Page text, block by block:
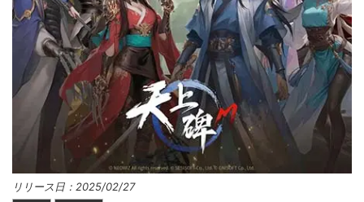
リリース日：2025/02/27